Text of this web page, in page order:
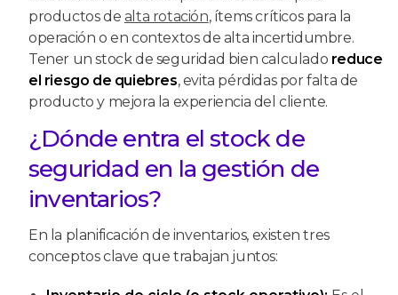
productos de alta rotación, ítems críticos para la
operación o en contextos de alta incertidumbre.
Tener un stock de seguridad bien calculado reduce
el riesgo de quiebres, evita pérdidas por falta de
producto y mejora la experiencia del cliente.
¿Dónde entra el stock de
seguridad en la gestión de
inventarios?
En la planificación de inventarios, existen tres
conceptos clave que trabajan juntos: